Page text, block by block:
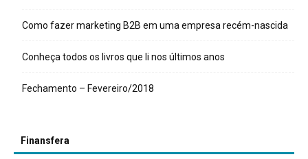
Como fazer marketing B2B em uma empresa recém-nascida
Conheça todos os livros que li nos últimos anos
Fechamento – Fevereiro/2018
Finansfera